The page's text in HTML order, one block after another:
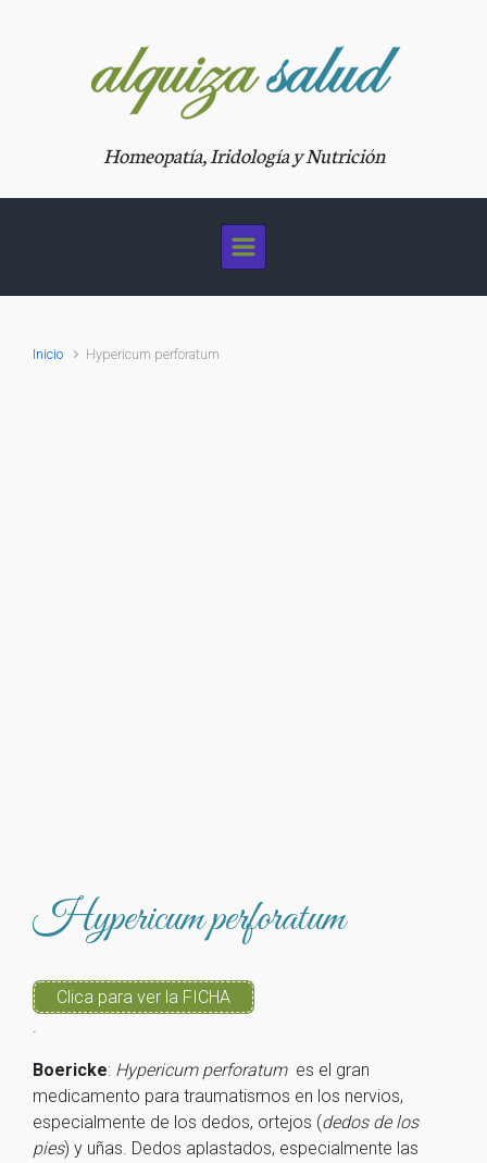
Homeopatía, Iridología y Nutrición
Inicio Hypericum perforatum
Hypericum perforatum
Clica para ver la FICHA
.
Boericke: Hypericum perforatum es el gran
medicamento para traumatismos en los nervios,
especialmente de los dedos, ortejos (dedos de los
pies) y uñas. Dedos aplastados, especialmente las